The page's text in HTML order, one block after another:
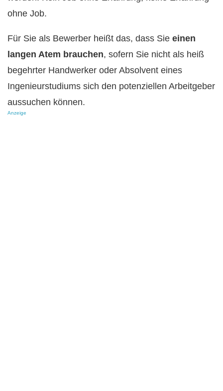
ohne Job.
Für Sie als Bewerber heißt das, dass Sie einen
langen Atem brauchen, sofern Sie nicht als heiß
begehrter Handwerker oder Absolvent eines
Ingenieurstudiums sich den potenziellen Arbeitgeber
aussuchen können.
Anzeige